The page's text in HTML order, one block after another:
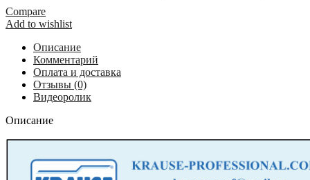
лестница
KRAUSE
14
ст.
815392
Compare
Add to wishlist
Описание
Комментарий
Оплата и доставка
Отзывы (0)
Видеоролик
Описание